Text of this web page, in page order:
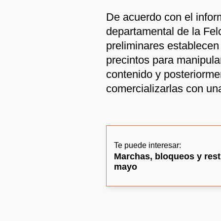
De acuerdo con el
departamental de la
preliminares
precintos para
contenido y
comercializarlas con
Te puede interesar:
Marchas, bloqueos y
mayo